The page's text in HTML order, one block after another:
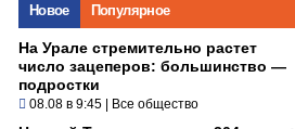
Новое Популярное
На Урале стремительно растет
число зацеперов: большинство —
подростки
08.08 в 9:45 | Все общество